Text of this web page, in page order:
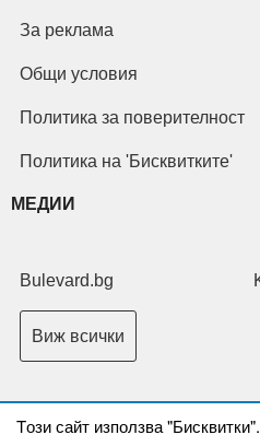
Tози сайт използва "Бисквитки".
За реклама
Общи условия
Политика за поверителност
Политика на 'Бисквитките'
МЕДИИ
Bulevard.bg
Виж всички